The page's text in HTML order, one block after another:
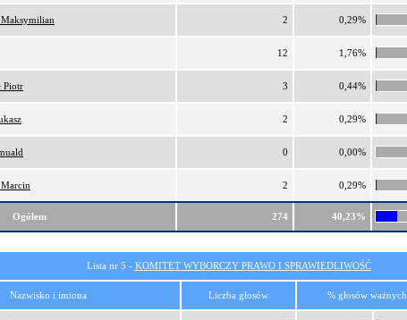
2 0,29%
12 1,76%
Piotr 3 0,44%
2 0,29%
0 0,00%
Marcin 2 0,29%
Ogółem 274 40,23%
Lista nr 5 - KOMITET WYBORCZY PRAWO I SPRAWIEDLIWOŚĆ
Nazwisko i imiona Liczba głosów % głosów ważnych